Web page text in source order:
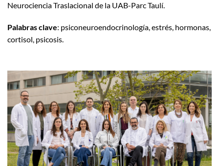
Neurociencia Traslacional de la UAB-Parc Taulí.
Palabras clave: psiconeuroendocrinología, estrés, hormonas,
cortisol, psicosis.